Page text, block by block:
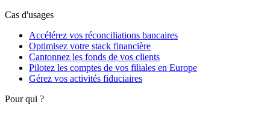
Cas d'usages
Accélérez vos réconciliations bancaires
Optimisez votre stack financière
Cantonnez les fonds de vos clients
Pilotez les comptes de vos filiales en Europe
Gérez vos activités fiduciaires
Pour qui ?